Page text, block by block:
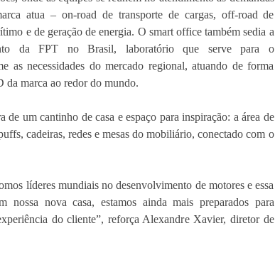
atua – on-road de transporte de cargas, off-road de
e de geração de energia. O smart office também sedia a
da FPT no Brasil, laboratório que serve para o
as necessidades do mercado regional, atuando de forma
da marca ao redor do mundo.
de um cantinho de casa e espaço para inspiração: a área de
cadeiras, redes e mesas do mobiliário, conectado com o
líderes mundiais no desenvolvimento de motores e essa
nova casa, estamos ainda mais preparados para
do cliente”, reforça Alexandre Xavier, diretor de